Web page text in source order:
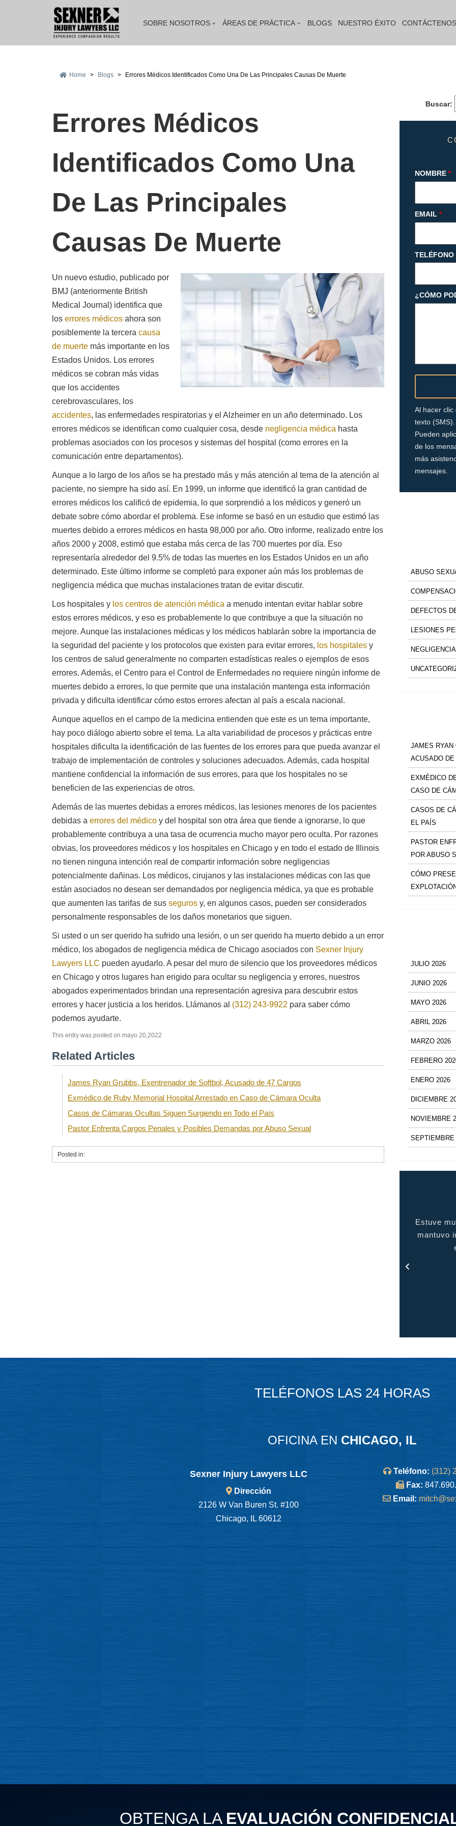
SOBRE NOSOTROS ÁREAS DE PRÁCTICA BLOGS NUESTRO ÉXITO CONTÁCTENOS
Home > Blogs > Errores Médicos Identificados Como Una De Las Principales Causas De Muerte
Errores Médicos
Identificados Como Una
De Las Principales
Causas De Muerte
Un nuevo estudio, publicado por
BMJ (anteriormente British
Medical Journal) identifica que
los errores médicos ahora son
posiblemente la tercera causa
de muerte más importante en los
Estados Unidos. Los errores
médicos se cobran más vidas
que los accidentes
cerebrovasculares, los
accidentes, las enfermedades respiratorias y el Alzheimer en un año determinado. Los
errores médicos se identifican como cualquier cosa, desde negligencia médica hasta
problemas asociados con los procesos y sistemas del hospital (como errores en la
comunicación entre departamentos).
Aunque a lo largo de los años se ha prestado más y más atención al tema de la atención al
paciente, no siempre ha sido así. En 1999, un informe que identificó la gran cantidad de
errores médicos los calificó de epidemia, lo que sorprendió a los médicos y generó un
debate sobre cómo abordar el problema. Ese informe se basó en un estudio que estimó las
muertes debido a errores médicos en hasta 98,000 por año. Otro informe, realizado entre los
años 2000 y 2008, estimó que estaba más cerca de las 700 muertes por día. Eso
representaría alrededor del 9.5% de todas las muertes en los Estados Unidos en un año
determinado. Este último informe se completó para exponer aún más los problemas de
negligencia médica que muchas instalaciones tratan de evitar discutir.
Los hospitales y los centros de atención médica a menudo intentan evitar hablar sobre
estos errores médicos, y eso es probablemente lo que contribuye a que la situación no
mejore. Aunque las instalaciones médicas y los médicos hablarán sobre la importancia de
la seguridad del paciente y los protocolos que existen para evitar errores, los hospitales y
los centros de salud generalmente no comparten estadísticas reales o ejemplos de esos
errores. Además, el Centro para el Control de Enfermedades no requiere ningún informe de
muertes debido a errores, lo que permite que una instalación mantenga esta información
privada y dificulta identificar cómo estos errores afectan al país a escala nacional.
Aunque aquellos en el campo de la medicina entienden que este es un tema importante,
hay poco diálogo abierto sobre el tema. La alta variabilidad de procesos y prácticas entre
hospitales dificulta la identificación de las fuentes de los errores para que pueda avanzar el
trabajo de implementación de controles y soluciones adecuados. Además, cada hospital
mantiene confidencial la información de sus errores, para que los hospitales no se
beneficien de las experiencias de otros.
Además de las muertes debidas a errores médicos, las lesiones menores de los pacientes
debidas a errores del médico y del hospital son otra área que tiende a ignorarse, lo que
probablemente contribuya a una tasa de ocurrencia mucho mayor pero oculta. Por razones
obvias, los proveedores médicos y los hospitales en Chicago y en todo el estado de Illinois
no tienen ninguna intención real de compartir información sobre negligencias
potencialmente dañinas. Los médicos, cirujanos y las instalaciones médicas con las que
están asociados no desean ser demandados por negligencia médica, ya que es probable
que aumenten las tarifas de sus seguros y, en algunos casos, pueden ser considerados
personalmente responsables de los daños monetarios que siguen.
Si usted o un ser querido ha sufrido una lesión, o un ser querido ha muerto debido a un error
médico, los abogados de negligencia médica de Chicago asociados con Sexner Injury
Lawyers LLC pueden ayudarlo. A pesar del muro de silencio que los proveedores médicos
en Chicago y otros lugares han erigido para ocultar su negligencia y errores, nuestros
abogados experimentados brindan una representación agresiva para descubrir estos
errores y hacer justicia a los heridos. Llámanos al (312) 243-9922 para saber cómo
podemos ayudarte.
This entry was posted on mayo 20,2022
Related Articles
James Ryan Grubbs, Exentrenador de Softbol, Acusado de 47 Cargos
Exmédico de Ruby Memorial Hospital Arrestado en Caso de Cámara Oculta
Casos de Cámaras Ocultas Siguen Surgiendo en Todo el País
Pastor Enfrenta Cargos Penales y Posibles Demandas por Abuso Sexual
Posted in:
Buscar:
NOMBRE *
EMAIL *
TELÉFONO
¿CÓMO
Al hacer clic
texto (SMS).
Pueden
de los
más
mensajes.
ABUSO
DEFECTOS
LESIONES
JAMES RYAN
ACUSADO
EXMÉDICO
CASO DE
CASOS DE
EL PAÍS
PASTOR
POR ABUSO
CÓMO
JULIO 2026
JUNIO 2026
MAYO 2026
ABRIL 2026
MARZO 2026
FEBRERO
ENERO 2026
DICIEMBRE
NOVIEMBRE
SEPTIEMBRE
gente de
TELÉFONOS LAS 24 HORAS
OFICINA EN CHICAGO, IL
Sexner Injury Lawyers LLC
Dirección
2126 W Van Buren St. #100
Chicago, IL 60612
Teléfono: (312)
Fax:
Email:
OBTENGA LA EVALUACIÓN